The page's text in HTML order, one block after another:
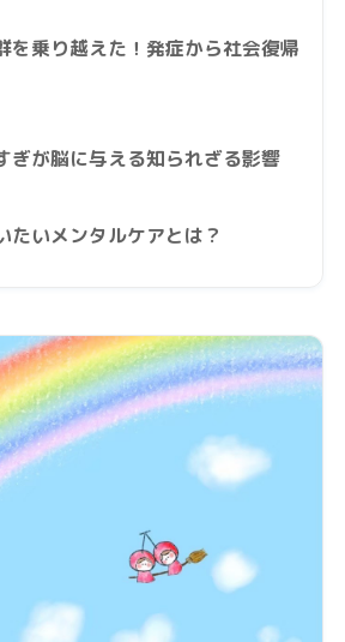
を乗り越えた！発症から社会復帰
ぎが脳に与える知られざる影響
たいメンタルケアとは？